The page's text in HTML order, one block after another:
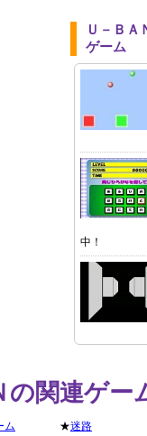
Ｕ－ＢＡ
ゲーム
中！
の関連ゲー
ム ★迷路